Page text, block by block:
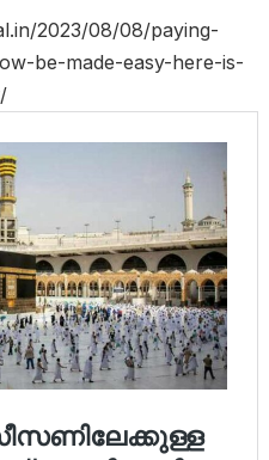
2023/08/08/paying-
be-made-easy-here-is-